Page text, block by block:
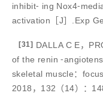
inhibit⁃ ing
activation［J］.Exp
[31] DALLA C E，
of the renin
skeletal muscle：
2018，132（14）：